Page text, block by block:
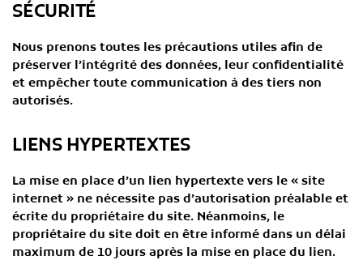
SÉCURITÉ
Nous prenons toutes les précautions utiles afin de
préserver l’intégrité des données, leur confidentialité
et empêcher toute communication à des tiers non
autorisés.
LIENS HYPERTEXTES
La mise en place d’un lien hypertexte vers le « site
internet » ne nécessite pas d’autorisation préalable et
écrite du propriétaire du site. Néanmoins, le
propriétaire du site doit en être informé dans un délai
maximum de 10 jours après la mise en place du lien.